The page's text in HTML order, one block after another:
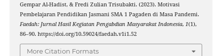
Gempar Al-Hadist, & Fredi Zulian Trisubakti. (2023). Motivasi
Pembelajaran Pendidikan Jasmani SMA 1 Pagaden di Masa Pandemi.
Faedah: Jurnal Hasil Kegiatan Pengabdian Masyarakat Indonesia, 1(1),
86–90. https://doi.org/10.59024/faedah.v1i1.52
More Citation Formats